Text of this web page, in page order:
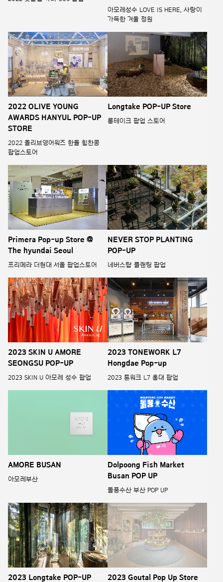
아모레성수 LOVE IS HERE, 사랑이
가득한 겨울 정원
2022 OLIVE YOUNG
AWARDS HANYUL POP-UP
STORE
2022 올리브영어워즈 한율 힘찬콩
팝업스토어
Longtake POP-UP Store
롱테이크 팝업 스토어
Primera Pop-up Store @
The hyundai Seoul
프리메라 더현대 서울 팝업스토어
NEVER STOP PLANTING
POP-UP
네버스탑 플랜팅 팝업
2023 SKIN U AMORE
SEONGSU POP-UP
2023 SKIN U 아모레 성수 팝업
2023 TONEWORK L7
Hongdae Pop-up
2023 톤워크 L7 홍대 팝업
AMORE BUSAN
아모레부산
Dolpoong Fish Market
Busan POP UP
돌풍수산 부산 POP UP
2023 Longtake POP-UP
2023 Goutal Pop Up Store